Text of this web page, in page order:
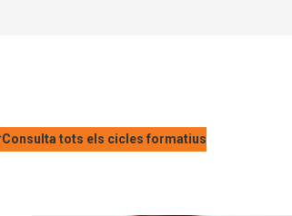
Consulta tots els cicles formatius